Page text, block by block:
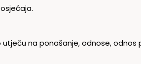
na ponašanje, odnose, odnos